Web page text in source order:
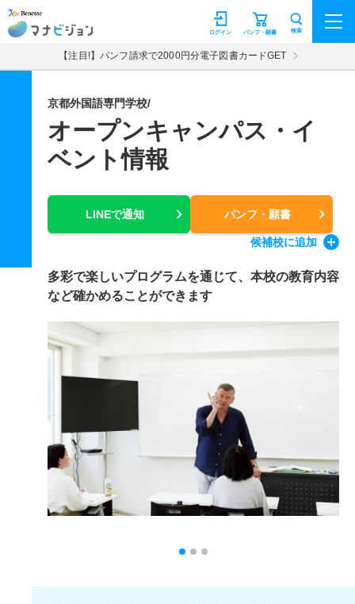
マナビジョン パンフ・願書
ログイン 検索
【注目!】パンフ請求で2000円分電子図書カードGET
京都外国語専門学校/
オープンキャンパス・イ
ベント情報
LINEで通知 パンフ・願書
候補校に追加
多彩で楽しいプログラムを通じて、本校の教育内容
など確かめることができます